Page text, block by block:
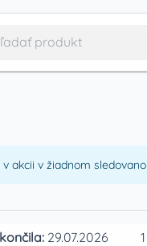
akcii v žiadnom
29.07.2026 1